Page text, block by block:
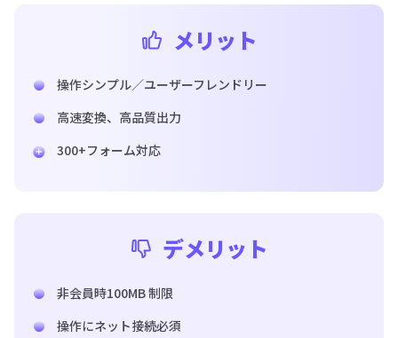
メリット
操作シンプル／ユーザーフレンドリー
高速変換、高品質出力
300+フォーム対応
デメリット
非会員時100MB 制限
操作にネット接続必須